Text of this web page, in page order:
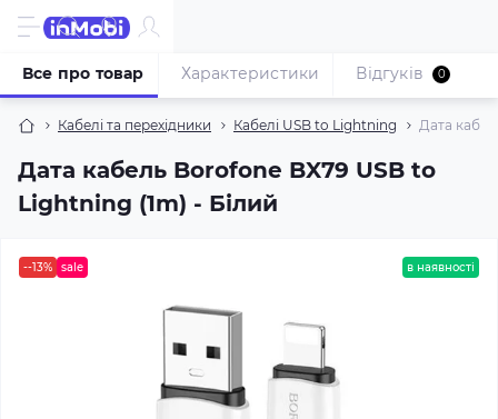
Кабелі та перехідники Кабелі USB to Lightning Дата
Дата кабель Borofone BX79 USB to
Lightning (1m) - Білий
Все про товар Характеристики Відгуків 0
--13% sale в наявності